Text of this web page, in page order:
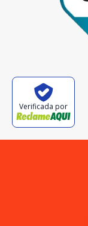
Verificada por